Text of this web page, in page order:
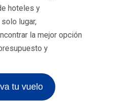
hoteles y
lugar,
la mejor opción
y
tu vuelo